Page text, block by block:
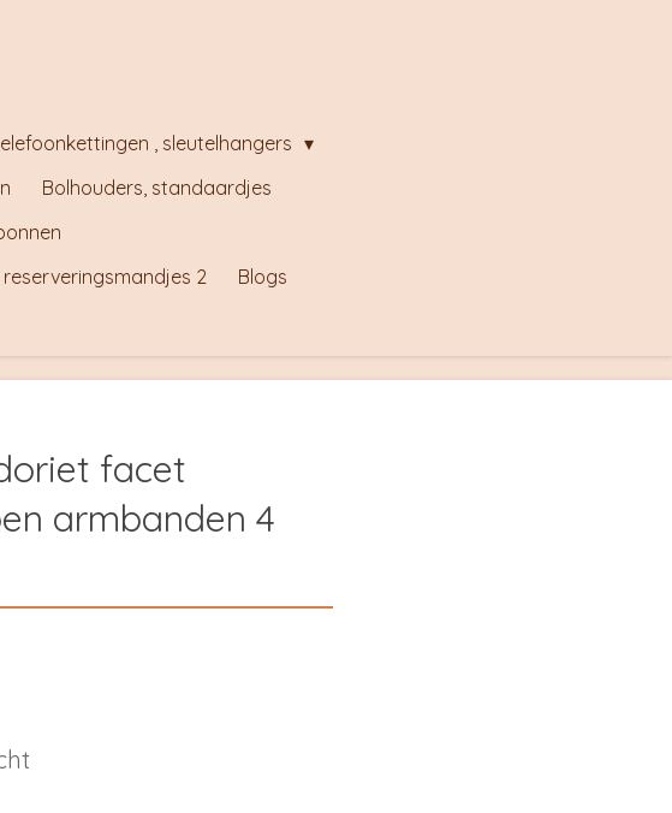
, sleutelhangers
Bolhouders, standaardjes
reserveringsmandjes 2
Blogs
facet
armbanden 4